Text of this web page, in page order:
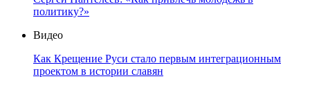
политику?»
Видео
Как Крещение Руси стало первым интеграционным
проектом в истории славян